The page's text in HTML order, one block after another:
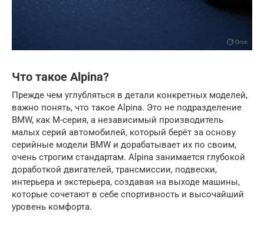
Что такое Alpina?
Прежде чем углубляться в детали конкретных моделей,
важно понять, что такое Alpina. Это не подразделение
BMW, как M-серия, а независимый производитель
малых серий автомобилей, который берёт за основу
серийные модели BMW и дорабатывает их по своим,
очень строгим стандартам. Alpina занимается глубокой
доработкой двигателей, трансмиссии, подвески,
интерьера и экстерьера, создавая на выходе машины,
которые сочетают в себе спортивность и высочайший
уровень комфорта.